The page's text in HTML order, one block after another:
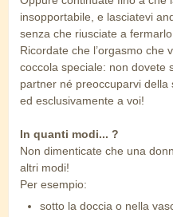
insopportabile, e lasciatevi
senza che riusciate a
Ricordate che l’orgasmo che
coccola speciale: non dovete
partner né preoccuparvi
ed esclusivamente a voi!
In quanti modi... ?
Non dimenticate che una
altri modi!
Per esempio:
sotto la doccia o nella